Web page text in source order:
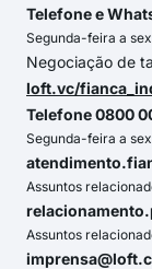
Telefone e
Segunda-feira a
Negociação de
loft.vc/
Telefone 0800
Segunda-feira a
Assuntos
Assuntos